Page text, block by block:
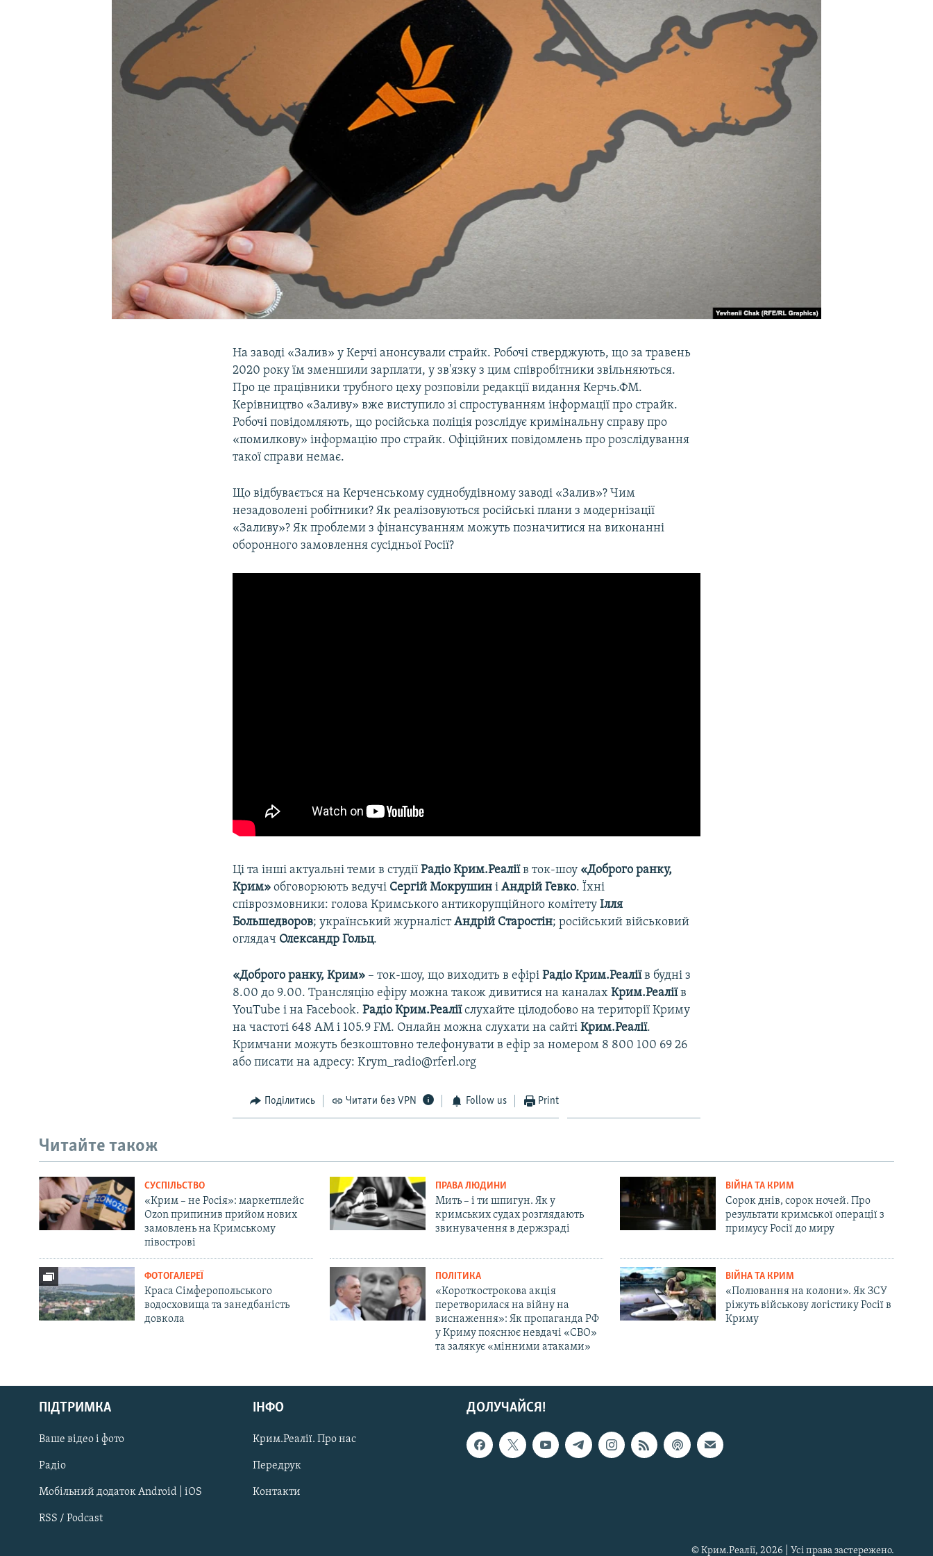
УКРАЇНСЬКА ПРОБЛЕМА КРИМУ
Русский
Qırımtatar
ДОЛУЧАЙСЯ!
На заводі «Залив» у Керчі анонсували страйк. Робочі стверджують, що за травень
2020 року їм зменшили зарплати, у зв'язку з цим співробітники звільняються.
Про це працівники трубного цеху розповіли редакції видання Керчь.ФМ.
Керівництво «Заливу» вже виступило зі спростуванням інформації про страйк.
Робочі повідомляють, що російська поліція розслідує кримінальну справу про
«помилкову» інформацію про страйк. Офіційних повідомлень про розслідування
такої справи немає.
Що відбувається на Керченському суднобудівному заводі «Залив»? Чим
незадоволені робітники? Як реалізовуються російські плани з модернізації
«Заливу»? Як проблеми з фінансуванням можуть позначитися на виконанні
оборонного замовлення сусідньої Росії?
Ці та інші актуальні теми в студіїРадіо Крим.Реаліїв ток-шоу «Доброго ранку,
Крим» обговорюють ведучі Сергій МокрушиніАндрій Гевко. Їхні
співрозмовники: голова Кримського антикорупційного комітетуІлля
Большедворов; український журналістАндрій Старостін; російський військовий
оглядач Олександр Гольц.
«Доброго ранку, Крим» – ток-шоу, що виходить в ефіріРадіо Крим.Реаліїв будні з
8.00 до 9.00. Трансляцію ефіру можна також дивитися на каналахКрим.Реаліїв
YouTube і на Facebook.Радіо Крим.Реаліїслухайте цілодобово на території Криму
на частоті 648 АМ і 105.9 FМ. Онлайн можна слухати на сайтіКрим.Реалії.
Кримчани можуть безкоштовно телефонувати в ефір за номером 8 800 100 69 26
або писати на адресу: Krym_radio@rferl.org
Поділитись Читати без VPN Follow us Print
Читайте також
СУСПІЛЬСТВО
«Крим – не Росія»: маркетплейс
Ozon припинив прийом нових
замовлень на Кримському
півострові
ПРАВА ЛЮДИНИ
Мить – і ти шпигун. Як у
кримських судах розглядають
звинувачення в держзраді
ВІЙНА ТА КРИМ
Сорок днів, сорок ночей. Про
результати кримської операції з
примусу Росії до миру
ФОТОГАЛЕРЕЇ
Краса Сімферопольського
водосховища та занедбаність
довкола
ПОЛІТИКА
«Короткострокова акція
перетворилася на війну на
виснаження»: Як пропаганда РФ
у Криму пояснює невдачі «СВО»
та залякує «мінними атаками»
ВІЙНА ТА КРИМ
«Полювання на колони». Як ЗСУ
ріжуть військову логістику Росії в
Криму
ДОЛУЧАЙСЯ!
ПІДТРИМКА
Ваше відео і фото
Радіо
Мобільний додаток Android | iOS
RSS / Podcast
ІНФО
Крим.Реалії. Про нас
Передрук
Контакти
© Крим.Реалії, 2026 | Усі права застережено.